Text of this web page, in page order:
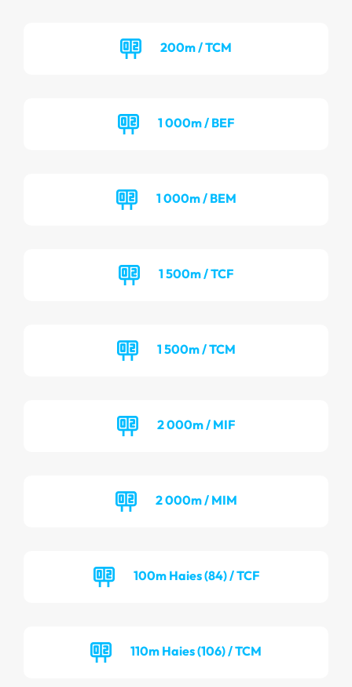
200m / TCM
1 000m / BEF
1 000m / BEM
1 500m / TCF
1 500m / TCM
2 000m / MIF
2 000m / MIM
100m Haies (84) / TCF
110m Haies (106) / TCM